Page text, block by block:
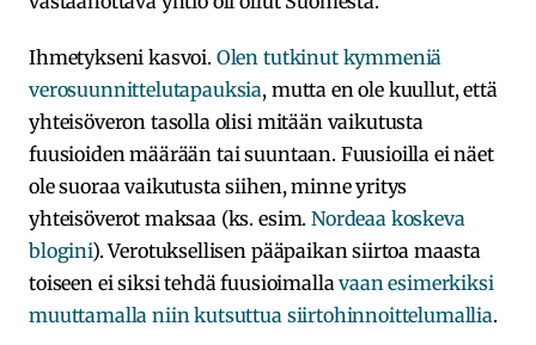
Ihmetykseni kasvoi. Olen tutkinut kymmeniä
verosuunnittelutapauksia, mutta en ole kuullut, että
yhteisöveron tasolla olisi mitään vaikutusta
fuusioiden määrään tai suuntaan. Fuusioilla ei näet
ole suoraa vaikutusta siihen, minne yritys
yhteisöverot maksaa (ks. esim.Nordeaa koskeva
blogini). Verotuksellisen pääpaikan siirtoa maasta
toiseen ei siksi tehdä fuusioimallavaan esimerkiksi
muuttamalla niin kutsuttua siirtohinnoittelumallia.